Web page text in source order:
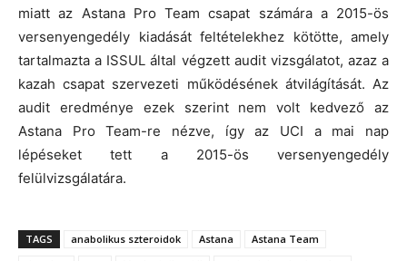
miatt az Astana Pro Team csapat számára a 2015-ös
versenyengedély kiadását feltételekhez kötötte, amely
tartalmazta a ISSUL által végzett audit vizsgálatot, azaz a
kazah csapat szervezeti működésének átvilágítását. Az
audit eredménye ezek szerint nem volt kedvező az
Astana Pro Team-re nézve, így az UCI a mai nap
lépéseket tett a 2015-ös versenyengedély
felülvizsgálatára.
TAGS anabolikus szteroidok Astana
Astana Team